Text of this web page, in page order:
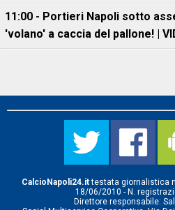
11:00 - Portieri Napoli sotto
'volano' a caccia del pallone! |
CalcioNapoli24.ittestata giornalistica
18/06/2010 - N.
Direttore responsabile: